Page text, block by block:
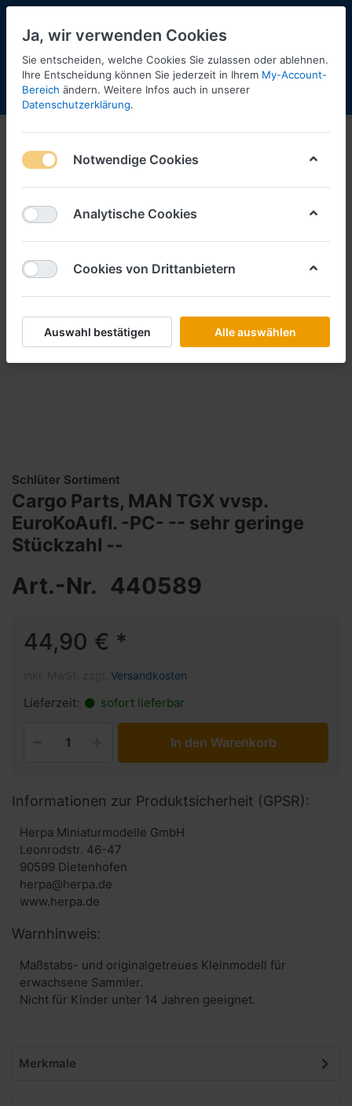
Menü Anmelden Shopaktualisierung
Schlüter Sortiment
Cargo Parts, MAN TGX vvsp.
EuroKoAufl. -PC- -- sehr geringe
Stückzahl --
Art.-Nr. 440589
44,90 € *
Versandkosten
Lieferzeit: sofort lieferbar
In den Warenkorb
Informationen zur Produktsicherheit (GPSR):
Herpa Miniaturmodelle GmbH
Leonrodstr. 46-47
90599 Dietenhofen
herpa@herpa.de
www.herpa.de
Warnhinweis:
Maßstabs- und originalgetreues Kleinmodell für
erwachsene Sammler.
Nicht für Kinder unter 14 Jahren geeignet.
Merkmale
Ja, wir verwenden Cookies
Sie entscheiden, welche Cookies Sie zulassen oder ablehnen.
Ihre Entscheidung können Sie jederzeit in Ihrem My-Account-
Bereich ändern. Weitere Infos auch in unserer
Datenschutzerklärung.
Notwendige Cookies
Analytische Cookies
Cookies von Drittanbietern
Auswahl bestätigen Alle auswählen